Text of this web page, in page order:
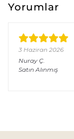
Yorumlar
3 Haziran 2026
Nuray Ç.
Satın Alınmış